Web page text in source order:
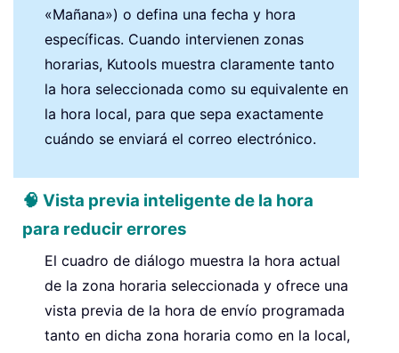
«Mañana») o defina una fecha y hora
específicas. Cuando intervienen zonas
horarias, Kutools muestra claramente tanto
la hora seleccionada como su equivalente en
la hora local, para que sepa exactamente
cuándo se enviará el correo electrónico.
🧠 Vista previa inteligente de la hora
para reducir errores
El cuadro de diálogo muestra la hora actual
de la zona horaria seleccionada y ofrece una
vista previa de la hora de envío programada
tanto en dicha zona horaria como en la local,